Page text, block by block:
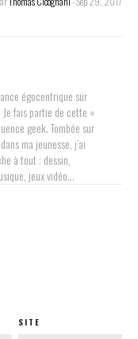
égocentrique sur
fais partie de cette «
geek. Tombée sur
ma jeunesse, j’ai
à tout : dessin,
jeux vidéo…
SITE